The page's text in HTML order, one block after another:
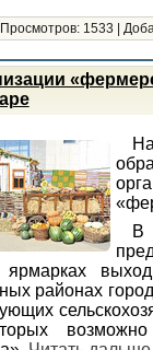
Просмотров: 1533
В
районах
возможно